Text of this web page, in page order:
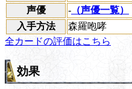
声優
- （声優一覧）
入手方法
森羅咆哮
全カードの評価はこちら
効果